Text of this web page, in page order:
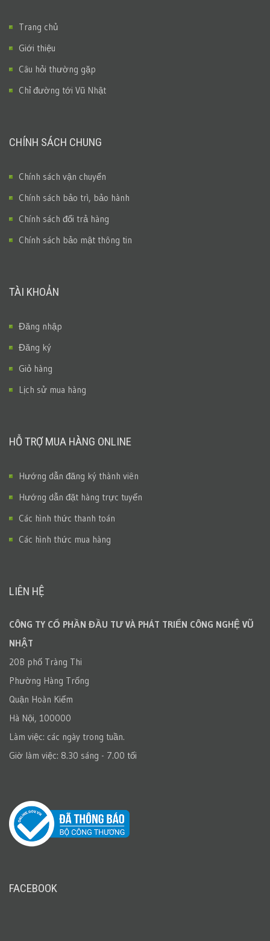
Trang chủ
Giới thiệu
Câu hỏi thường gặp
Chỉ đường tới Vũ Nhật
CHÍNH SÁCH CHUNG
Chính sách vận chuyển
Chính sách bảo trì, bảo hành
Chính sách đổi trả hàng
Chính sách bảo mật thông tin
TÀI KHOẢN
Đăng nhập
Đăng ký
Giỏ hàng
Lịch sử mua hàng
HỖ TRỢ MUA HÀNG ONLINE
Hướng dẫn đăng ký thành viên
Hướng dẫn đặt hàng trực tuyến
Các hình thức thanh toán
Các hình thức mua hàng
LIÊN HỆ
CÔNG TY CỔ PHẦN ĐẦU TƯ VÀ PHÁT TRIỂN CÔNG NGHỆ VŨ
NHẬT
20B phố Tràng Thi
Phường Hàng Trống
Quận Hoàn Kiếm
Hà Nội, 100000
Làm việc: các ngày trong tuần.
Giờ làm việc: 8.30 sáng - 7.00 tối
FACEBOOK